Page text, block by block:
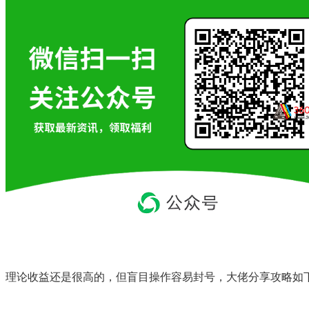
理论收益还是很高的，但盲目操作容易封号，大佬分享攻略如